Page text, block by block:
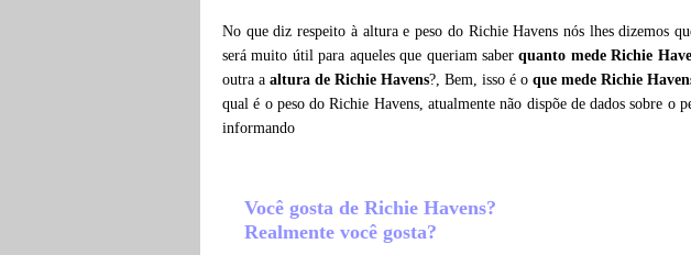
No que diz respeito à altura e peso do Richie Havens nós lhes dizemos
será muito útil para aqueles que queriam saberquanto mede Richie
outra a altura de Richie Havens?, Bem, isso é o que mede Richie
qual é o peso do Richie Havens, atualmente não dispõe de dados sobre o
informando
Você gosta de Richie Havens?
Realmente você gosta?